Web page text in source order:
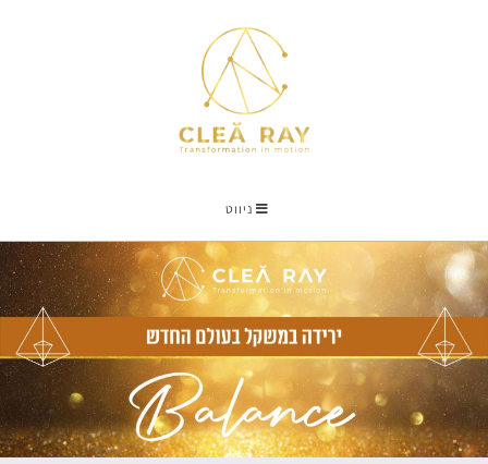
ניווט